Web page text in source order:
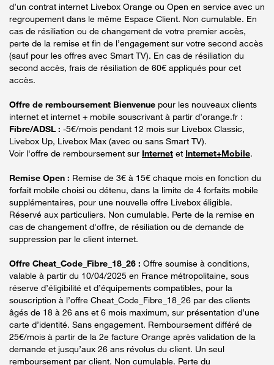
d’un contrat internet Livebox Orange ou Open en service avec un
regroupement dans le même Espace Client. Non cumulable. En
cas de résiliation ou de changement de votre premier accès,
perte de la remise et fin de l’engagement sur votre second accès
(sauf pour les offres avec Smart TV). En cas de résiliation du
second accès, frais de résiliation de 60€ appliqués pour cet
accès.
Offre de remboursement Bienvenue pour les nouveaux clients
internet et internet + mobile souscrivant à partir d’orange.fr :
Fibre/ADSL : -5€/mois pendant 12 mois sur Livebox Classic,
Livebox Up, Livebox Max (avec ou sans Smart TV).
Voir l'offre de remboursement sur Internet et Internet+Mobile.
Remise Open : Remise de 3€ à 15€ chaque mois en fonction du
forfait mobile choisi ou détenu, dans la limite de 4 forfaits mobile
supplémentaires, pour une nouvelle offre Livebox éligible.
Réservé aux particuliers. Non cumulable. Perte de la remise en
cas de changement d'offre, de résiliation ou de demande de
suppression par le client internet.
Offre Cheat_Code_Fibre_18_26 : Offre soumise à conditions,
valable à partir du 10/04/2025 en France métropolitaine, sous
réserve d’éligibilité et d’équipements compatibles, pour la
souscription à l’offre Cheat_Code_Fibre_18_26 par des clients
âgés de 18 à 26 ans et 6 mois maximum, sur présentation d’une
carte d’identité. Sans engagement. Remboursement différé de
25€/mois à partir de la 2e facture Orange après validation de la
demande et jusqu’aux 26 ans révolus du client. Un seul
remboursement par client. Non cumulable. Perte du